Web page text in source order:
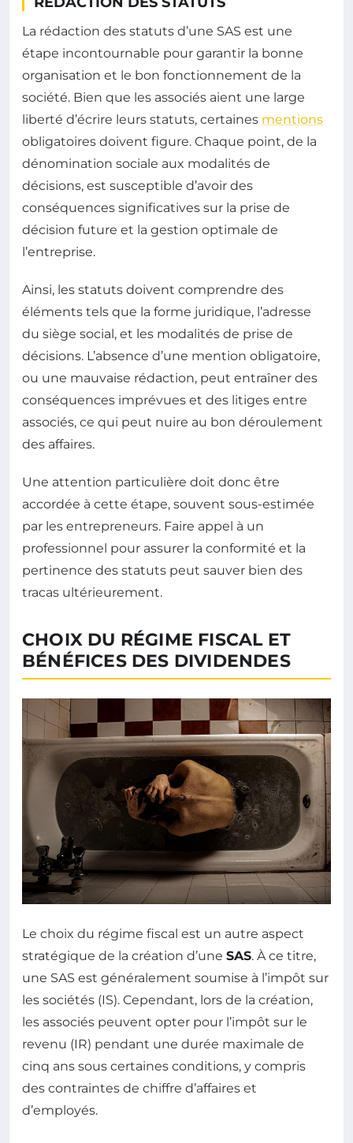
La rédaction des statuts d’une SAS est une
étape incontournable pour garantir la bonne
organisation et le bon fonctionnement de la
société. Bien que les associés aient une large
liberté d’écrire leurs statuts, certaines mentions
obligatoires doivent figure. Chaque point, de la
dénomination sociale aux modalités de
décisions, est susceptible d’avoir des
conséquences significatives sur la prise de
décision future et la gestion optimale de
l’entreprise.
Ainsi, les statuts doivent comprendre des
éléments tels que la forme juridique, l’adresse
du siège social, et les modalités de prise de
décisions. L’absence d’une mention obligatoire,
ou une mauvaise rédaction, peut entraîner des
conséquences imprévues et des litiges entre
associés, ce qui peut nuire au bon déroulement
des affaires.
Une attention particulière doit donc être
accordée à cette étape, souvent sous-estimée
par les entrepreneurs. Faire appel à un
professionnel pour assurer la conformité et la
pertinence des statuts peut sauver bien des
tracas ultérieurement.
CHOIX DU RÉGIME FISCAL ET
BÉNÉFICES DES DIVIDENDES
Le choix du régime fiscal est un autre aspect
stratégique de la création d’une SAS. À ce titre,
une SAS est généralement soumise à l’impôt sur
les sociétés (IS). Cependant, lors de la création,
les associés peuvent opter pour l’impôt sur le
revenu (IR) pendant une durée maximale de
cinq ans sous certaines conditions, y compris
des contraintes de chiffre d’affaires et
d’employés.